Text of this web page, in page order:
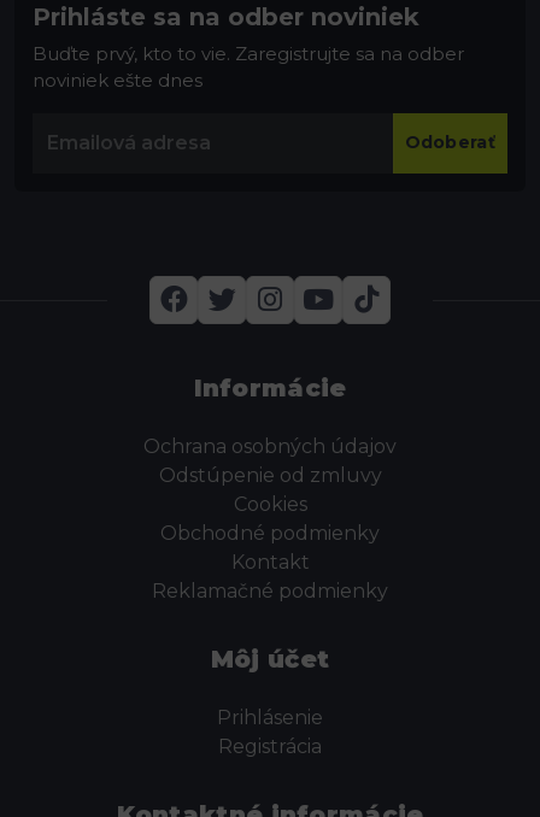
Prihláste sa na odber noviniek
Buďte prvý, kto to vie. Zaregistrujte sa na odber
noviniek ešte dnes
Odoberať
Informácie
Ochrana osobných údajov
Odstúpenie od zmluvy
Cookies
Obchodné podmienky
Kontakt
Reklamačné podmienky
Môj účet
Prihlásenie
Registrácia